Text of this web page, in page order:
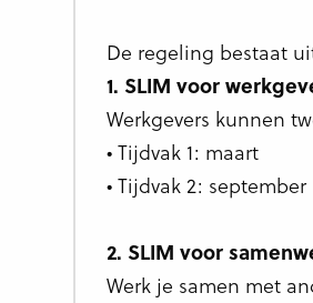
De regeling bestaat
1. SLIM voor
Werkgevers kunnen
• Tijdvak 1: maart
• Tijdvak 2: september
2. SLIM voor
Werk je samen met